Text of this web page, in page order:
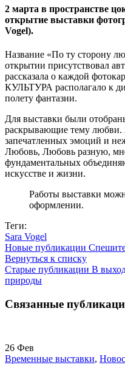
2 марта в пространстве
открытие выставки
Vogel).
Название «По ту сторону
открытии присутствовал
рассказала о каждой
КУЛЬТУРА располагало к
полету фантазии.
Для выставки были
раскрывающие тему любви.
запечатленных эмоций и
Любовь, Любовь разную,
фундаментальных
искусстве и жизни.
Работы выставки
оформлении.
Теги:
Sara Vogel
Новые публикации
Вернуться к списку
Старые публикации В
природы
Связанные
26 Фев
Временные выставки,